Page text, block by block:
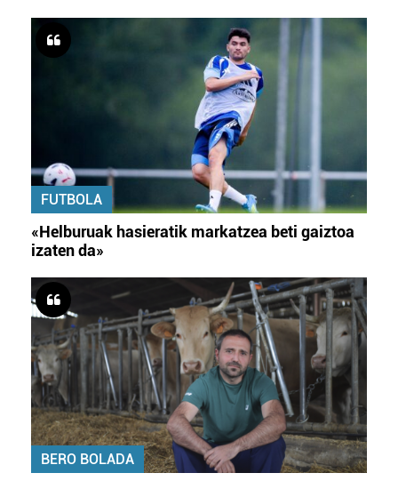
FUTBOLA
«Helburuak hasieratik markatzea beti gaiztoa
izaten da»
BERO BOLADA